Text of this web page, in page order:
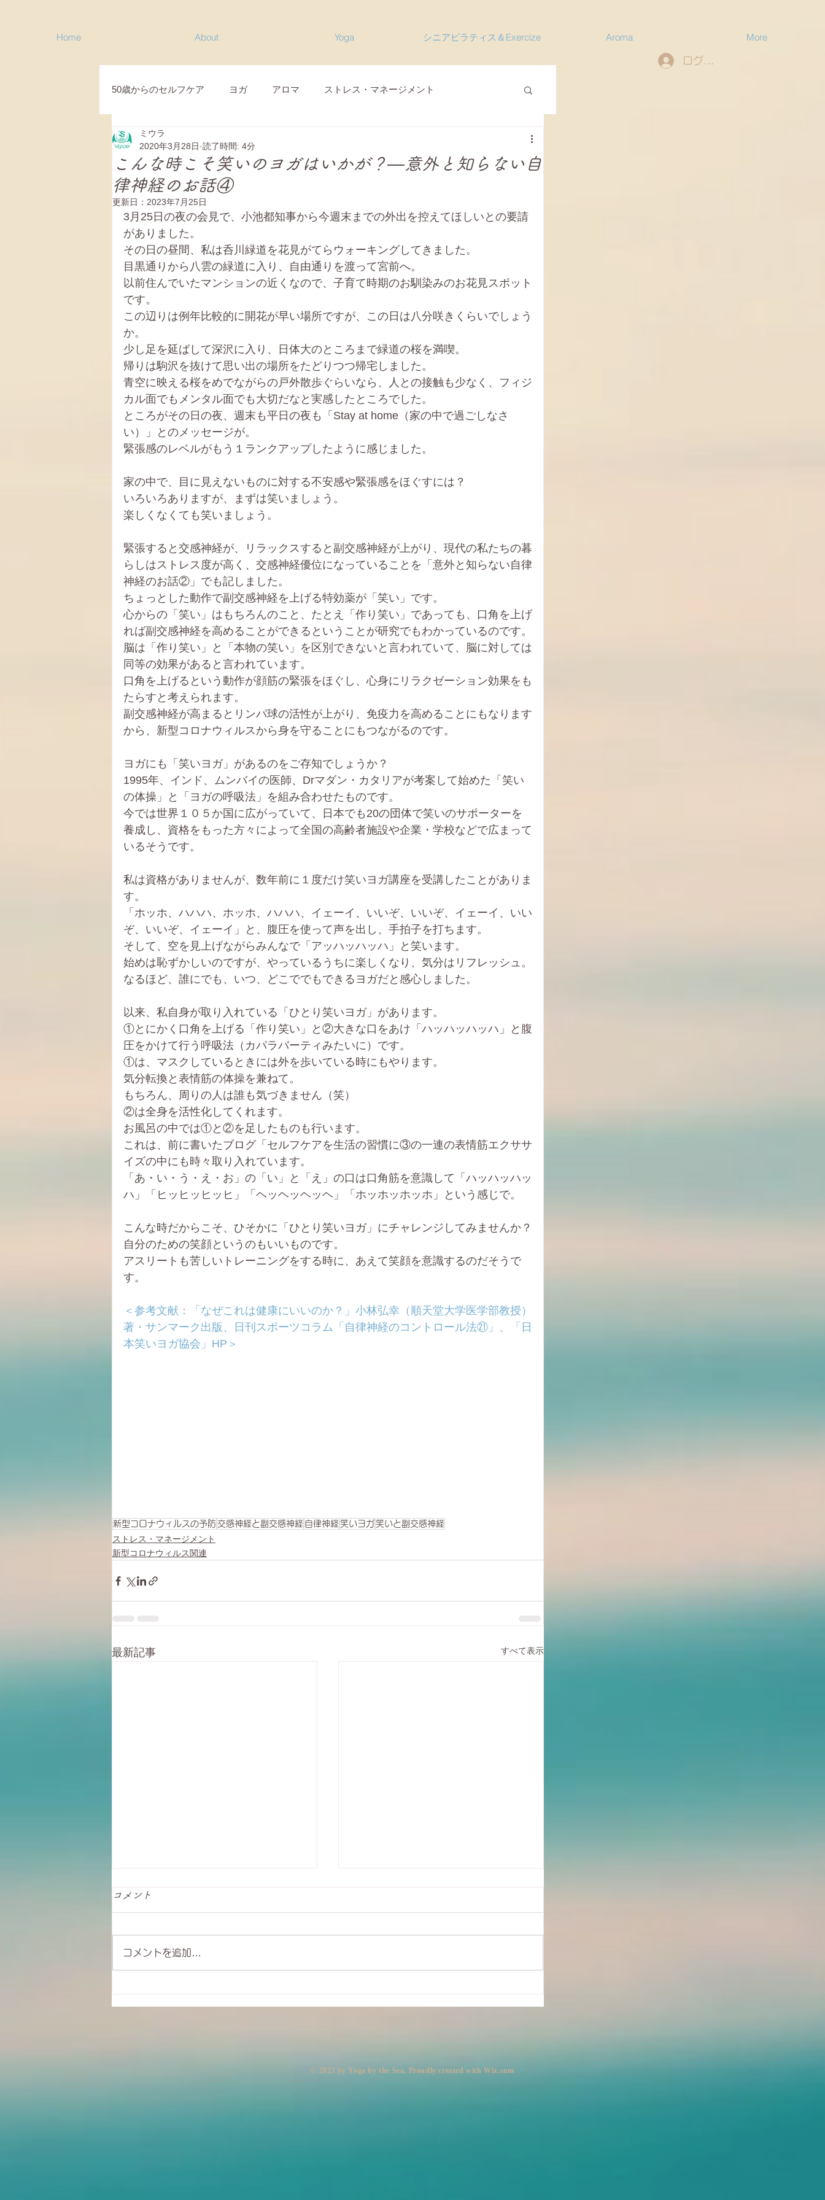
Home About Yoga シニアピラティス＆Exercize Aroma More
ログイン
50歳からのセルフケア ヨガ アロマ ストレス・マネージメント
目黒コミュニティクラス
シニアのためのセルフケア
シニアピラティス
こんな時こそ笑いのヨガはいかが？—意外と知らない自
律神経のお話④
ミウラ
2020年3月28日 読了時間: 4分
更新日： 2023年7月25日
3月25日の夜の会見で、小池都知事から今週末までの外出を控えてほしいとの要請
がありました。
その日の昼間、私は呑川緑道を花見がてらウォーキングしてきました。
目黒通りから八雲の緑道に入り、自由通りを渡って宮前へ。
以前住んでいたマンションの近くなので、子育て時期のお馴染みのお花見スポット
です。
この辺りは例年比較的に開花が早い場所ですが、この日は八分咲きくらいでしょう
か。
少し足を延ばして深沢に入り、日体大のところまで緑道の桜を満喫。
帰りは駒沢を抜けて思い出の場所をたどりつつ帰宅しました。
青空に映える桜をめでながらの戸外散歩ぐらいなら、人との接触も少なく、フィジ
カル面でもメンタル面でも大切だなと実感したところでした。
ところがその日の夜、週末も平日の夜も「Stay at home（家の中で過ごしなさ
い）」とのメッセージが。
緊張感のレベルがもう１ランクアップしたように感じました。
家の中で、目に見えないものに対する不安感や緊張感をほぐすには？
いろいろありますが、まずは笑いましょう。
楽しくなくても笑いましょう。
緊張すると交感神経が、リラックスすると副交感神経が上がり、現代の私たちの暮
らしはストレス度が高く、交感神経優位になっていることを「意外と知らない自律
神経のお話②」でも記しました。
ちょっとした動作で副交感神経を上げる特効薬が「笑い」です。
心からの「笑い」はもちろんのこと、たとえ「作り笑い」であっても、口角を上げ
れば副交感神経を高めることができるということが研究でもわかっているのです。
脳は「作り笑い」と「本物の笑い」を区別できないと言われていて、脳に対しては
同等の効果があると言われています。
口角を上げるという動作が顔筋の緊張をほぐし、心身にリラクゼーション効果をも
たらすと考えられます。
副交感神経が高まるとリンパ球の活性が上がり、免疫力を高めることにもなります
から、新型コロナウィルスから身を守ることにもつながるのです。
ヨガにも「笑いヨガ」があるのをご存知でしょうか？
1995年、インド、ムンバイの医師、Drマダン・カタリアが考案して始めた「笑い
の体操」と「ヨガの呼吸法」を組み合わせたものです。
今では世界１０５か国に広がっていて、日本でも20の団体で笑いのサポーターを
養成し、資格をもった方々によって全国の高齢者施設や企業・学校などで広まって
いるそうです。
私は資格がありませんが、数年前に１度だけ笑いヨガ講座を受講したことがありま
す。
「ホッホ、ハハハ、ホッホ、ハハハ、イェーイ、いいぞ、いいぞ、イェーイ、いい
ぞ、いいぞ、イェーイ」と、腹圧を使って声を出し、手拍子を打ちます。
そして、空を見上げながらみんなで「アッハッハッハ」と笑います。
始めは恥ずかしいのですが、やっているうちに楽しくなり、気分はリフレッシュ。
なるほど、誰にでも、いつ、どこででもできるヨガだと感心しました。
以来、私自身が取り入れている「ひとり笑いヨガ」があります。
①とにかく口角を上げる「作り笑い」と②大きな口をあけ「ハッハッハッハ」と腹
圧をかけて行う呼吸法（カパラバーティみたいに）です。
①は、マスクしているときには外を歩いている時にもやります。
気分転換と表情筋の体操を兼ねて。
もちろん、周りの人は誰も気づきません（笑）
②は全身を活性化してくれます。
お風呂の中では①と②を足したものも行います。
これは、前に書いたブログ「セルフケアを生活の習慣に③の一連の表情筋エクササ
イズの中にも時々取り入れています。
「あ・い・う・え・お」の「い」と「え」の口は口角筋を意識して「ハッハッハッ
ハ」「ヒッヒッヒッヒ」「ヘッヘッヘッヘ」「ホッホッホッホ」という感じで。
こんな時だからこそ、ひそかに「ひとり笑いヨガ」にチャレンジしてみませんか？
自分のための笑顔というのもいいものです。
アスリートも苦しいトレーニングをする時に、あえて笑顔を意識するのだそうで
す。
＜参考文献：「なぜこれは健康にいいのか？」小林弘幸（順天堂大学医学部教授）
著・サンマーク出版、日刊スポーツコラム「自律神経のコントロール法㉑」、「日
本笑いヨガ協会」HP＞
新型コロナウィルスの予防 交感神経と副交感神経 自律神経 笑いヨガ 笑いと副交感神経
ストレス・マネージメント
新型コロナウィルス関連
最新記事 すべて表示
クレンジングブレス―ストレスは
コメント
コメントを追加…
​© 2023 by Yoga by the Sea. Proudly created withWix.com